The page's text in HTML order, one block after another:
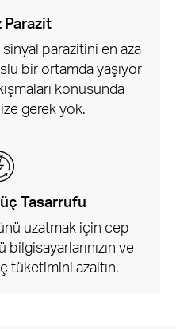
Parazit
sinyal parazitini en aza
bir ortamda yaşıyor
konusunda
gerek yok.
Tasarrufu
uzatmak için cep
bilgisayarlarınızın ve
tüketimini azaltın.